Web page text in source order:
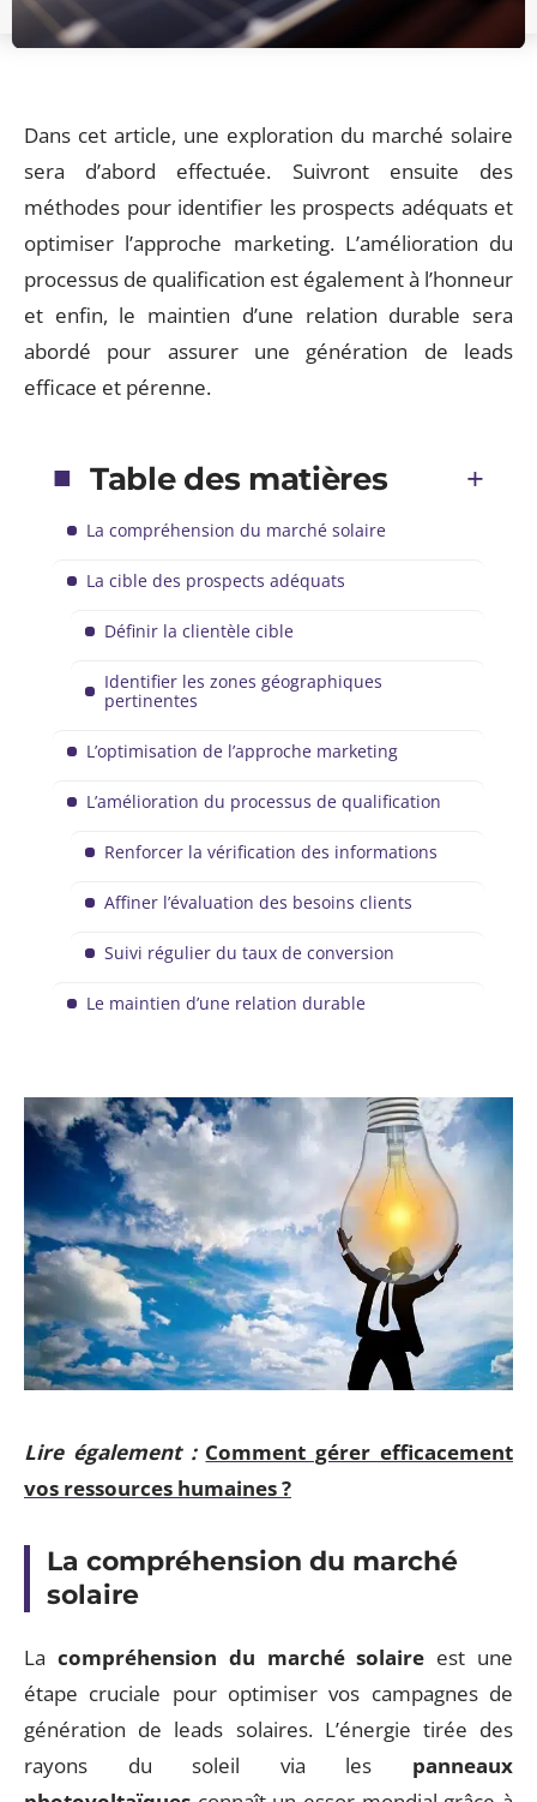
Dans cet article, une exploration du marché solaire
sera d’abord effectuée. Suivront ensuite des
méthodes pour identifier les prospects adéquats et
optimiser l’approche marketing. L’amélioration du
processus de qualification est également à l’honneur
et enfin, le maintien d’une relation durable sera
abordé pour assurer une génération de leads
efficace et pérenne.
Table des matières
La compréhension du marché solaire
La cible des prospects adéquats
Définir la clientèle cible
Identifier les zones géographiques
pertinentes
L’optimisation de l’approche marketing
L’amélioration du processus de qualification
Renforcer la vérification des informations
Affiner l’évaluation des besoins clients
Suivi régulier du taux de conversion
Le maintien d’une relation durable
Lire également : Comment gérer efficacement
vos ressources humaines ?
La compréhension du marché
solaire
La compréhension du marché solaire est une
étape cruciale pour optimiser vos campagnes de
génération de leads solaires. L’énergie tirée des
rayons du soleil via les panneaux